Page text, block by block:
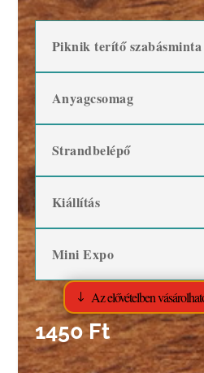
Piknik terítő szabásminta
Anyagcsomag
Strandbelépő
Kiállítás
Mini Expo
Az elővételben
1450 Ft